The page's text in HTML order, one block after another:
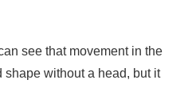
see that movement in the
shape without a head, but it